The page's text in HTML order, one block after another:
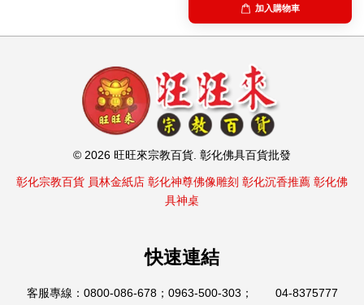
加入購物車
© 2026 旺旺來宗教百貨. 彰化佛具百貨批發
彰化宗教百貨 員林金紙店 彰化神尊佛像雕刻 彰化沉香推薦 彰化佛
具神桌
快速連結
客服專線：0800-086-678；0963-500-303； 04-8375777